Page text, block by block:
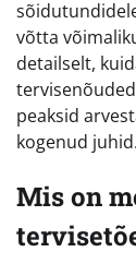
võtta
detailselt,
peaksid
kogenud juhid.
Mis on